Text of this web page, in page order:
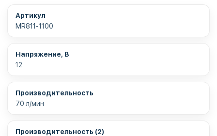
Артикул
MR811-1100
Напряжение, В
12
Производительность
70 л/мин
Производительность (2)